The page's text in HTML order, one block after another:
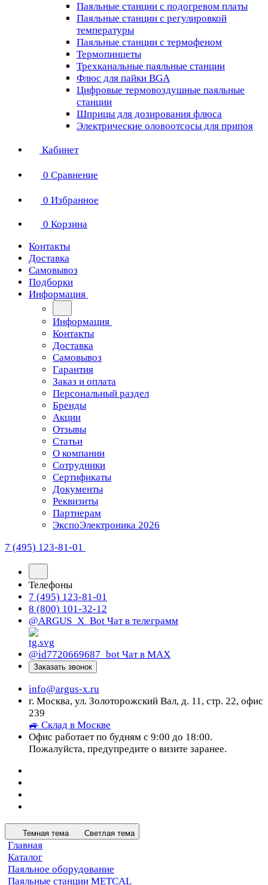
Паяльные станции с подогревом платы
Паяльные станции с регулировкой
температуры
Паяльные станции с термофеном
Термопинцеты
Трехканальные паяльные станции
Флюс для пайки BGA
Цифровые термовоздушные паяльные
станции
Шприцы для дозирования флюса
Электрические оловоотсосы для припоя
Кабинет
0 Сравнение
0 Избранное
0 Корзина
Контакты
Доставка
Самовывоз
Подборки
Информация
Информация
Контакты
Доставка
Самовывоз
Гарантия
Заказ и оплата
Персональный раздел
Бренды
Акции
Отзывы
Статьи
О компании
Сотрудники
Сертификаты
Документы
Реквизиты
Партнерам
ЭкспоЭлектроника 2026
7 (495) 123-81-01
Телефоны
7 (495) 123-81-01
8 (800) 101-32-12
@ARGUS_X_Bot Чат в телеграмм
@id7720669687_bot Чат в МАХ
Заказать звонок
info@argus-x.ru
г. Москва, ул. Золоторожский Вал, д. 11, стр. 22, офис
239
🚙 Склад в Москве
Офис работает по будням с 9:00 до 18:00.
Пожалуйста, предупредите о визите заранее.
Темная тема Светлая тема
Главная
Каталог
Паяльное оборудование
Паяльные станции METCAL